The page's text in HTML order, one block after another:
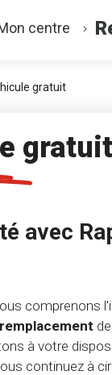
centre
gratuit
gratuit
avec
comprenons
remplacement de
à votre
continuez à